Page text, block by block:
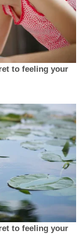
to feeling your
to feeling your